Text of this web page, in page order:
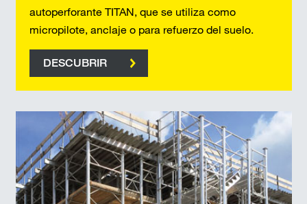
autoperforante TITAN, que se utiliza como
micropilote, anclaje o para refuerzo del suelo.
DESCUBRIR